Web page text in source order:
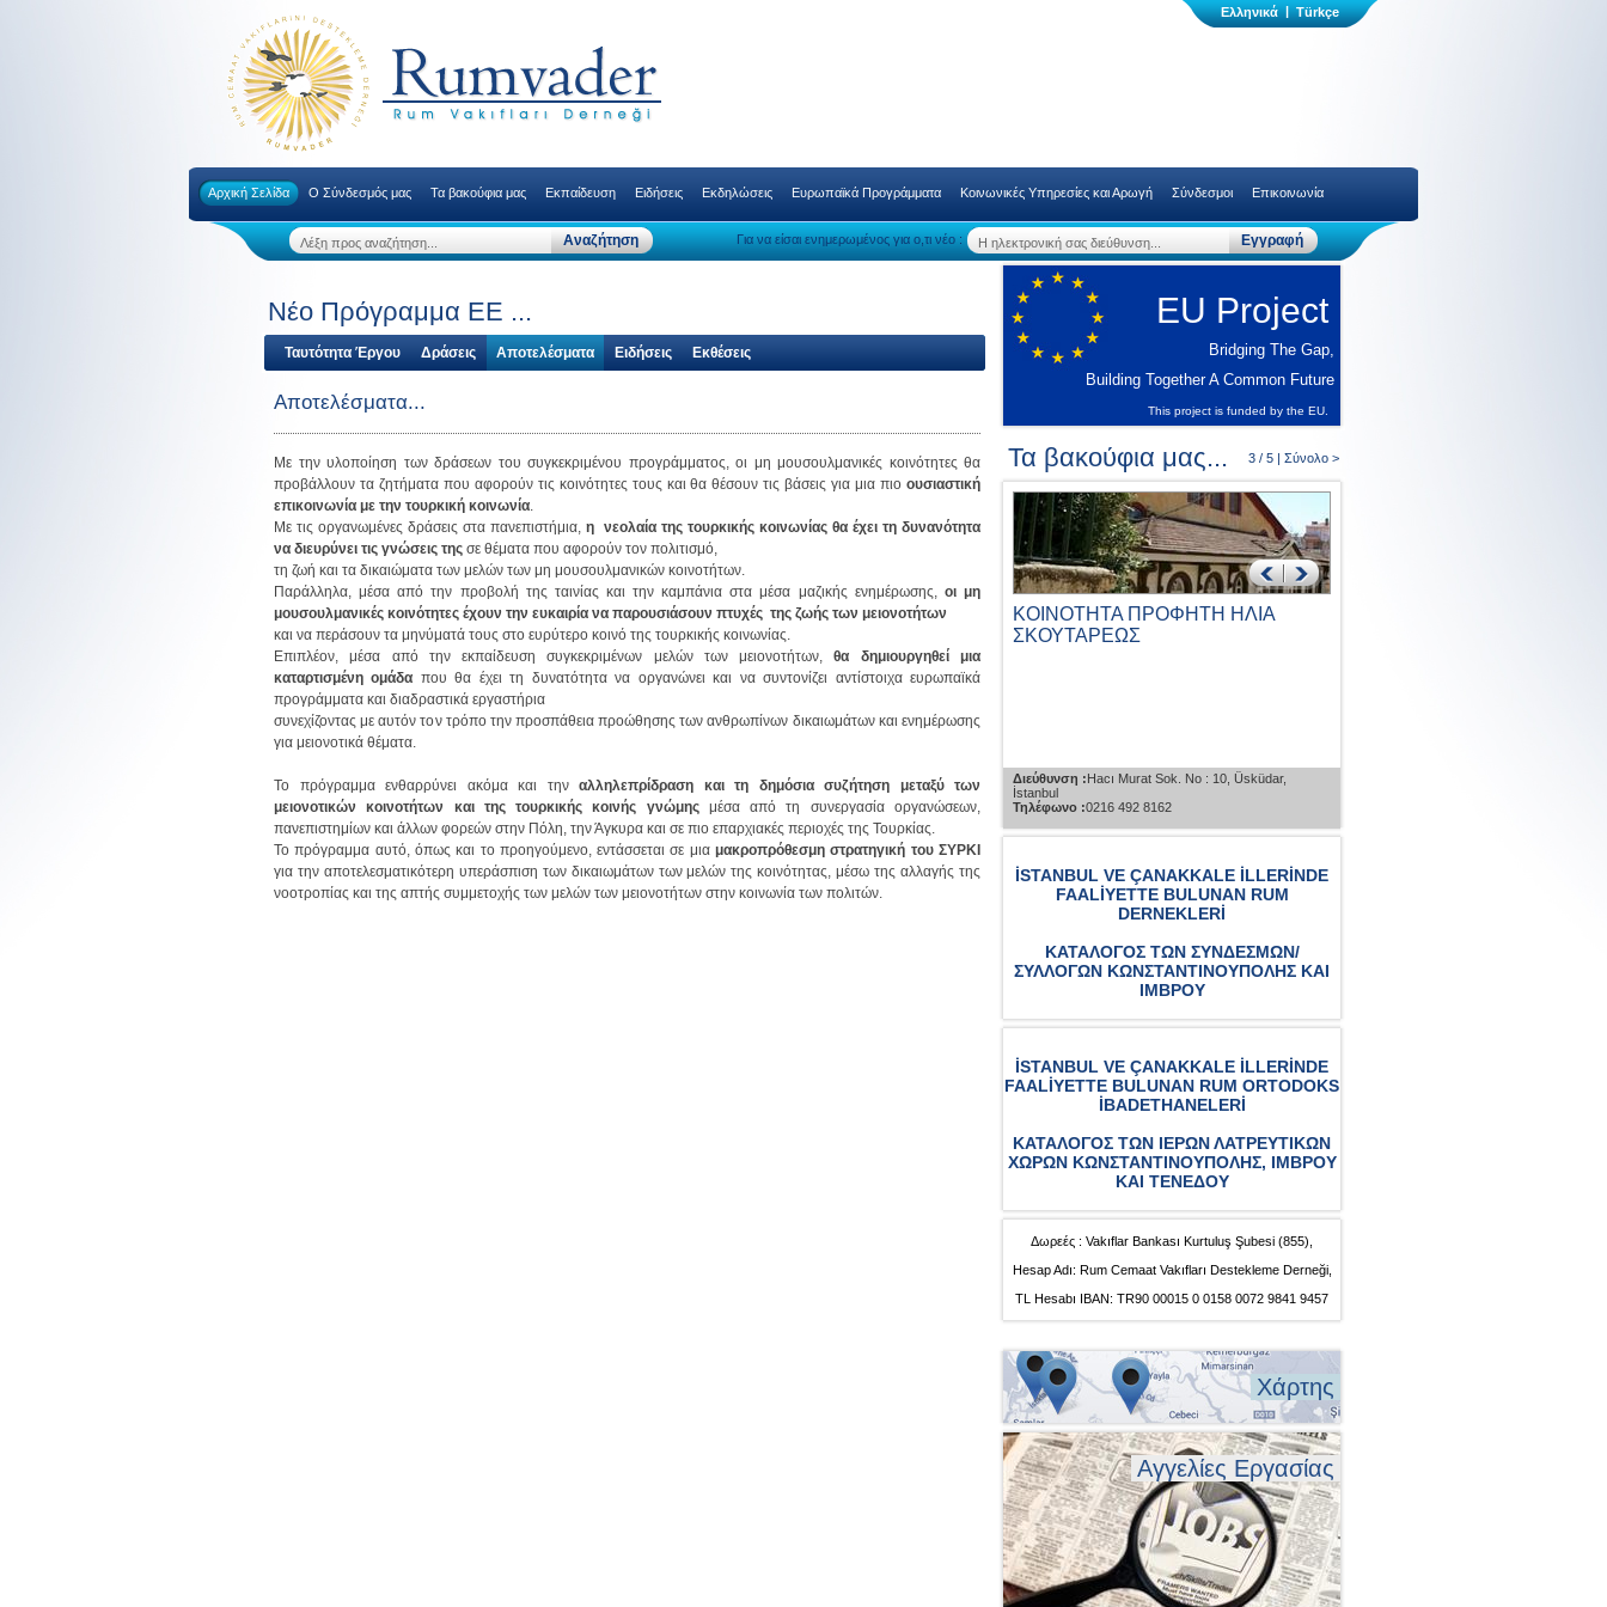
|
Αρχική Σελίδα Ο Σύνδεσμός μας Τα βακούφια μας Εκπαίδευση Ειδήσεις Εκδηλώσεις Ευρωπαϊκά Προγράμματα Κοινωνικές Υπηρεσίες και Αρωγή Σύνδεσμοι Επικοινωνία
Για να είσαι ενημερωμένος για ο,τι νέο :
Νέο Πρόγραμμα ΕΕ ...
Ταυτότητα Έργου Δράσεις Αποτελέσματα Ειδήσεις Εκθέσεις
Αποτελέσματα...
Με την υλοποίηση των δράσεων του συγκεκριμένου προγράμματος, οι μη μουσουλμανικές κοινότητες θα
προβάλλουν τα ζητήματα που αφορούν τις κοινότητες τους και θα θέσουν τις βάσεις για μια πιο ουσιαστική
επικοινωνία με την τουρκική κοινωνία.
Με τις οργανωμένες δράσεις στα πανεπιστήμια, η νεολαία της τουρκικής κοινωνίας θα έχει τη δυνανότητα
να διευρύνει τις γνώσεις της σε θέματα που αφορούν τον πολιτισμό,
τη ζωή και τα δικαιώματα των μελών των μη μουσουλμανικών κοινοτήτων.
Παράλληλα, μέσα από την προβολή της ταινίας και την καμπάνια στα μέσα μαζικής ενημέρωσης, οι μη
μουσουλμανικές κοινότητες έχουν την ευκαιρία να παρουσιάσουν πτυχές της ζωής των μειονοτήτων
και να περάσουν τα μηνύματά τους στο ευρύτερο κοινό της τουρκικής κοινωνίας.
Επιπλέον, μέσα από την εκπαίδευση συγκεκριμένων μελών των μειονοτήτων,θα δημιουργηθεί μια
καταρτισμένη ομάδα που θα έχει τη δυνατότητα να οργανώνει και να συντονίζει αντίστοιχα ευρωπαϊκά
προγράμματα και διαδραστικά εργαστήρια
συνεχίζοντας με αυτόν τον τρόπο την προσπάθεια προώθησης των ανθρωπίνων δικαιωμάτων και ενημέρωσης
για μειονοτικά θέματα.
Το πρόγραμμα ενθαρρύνει ακόμα και την αλληλεπρίδραση και τη δημόσια συζήτηση μεταξύ των
μειονοτικών κοινοτήτων και της τουρκικής κοινής γνώμηςμέσα από τη συνεργασία οργανώσεων,
πανεπιστημίων και άλλων φορεών στην Πόλη, την Άγκυρα και σε πιο επαρχιακές περιοχές της Τουρκίας.
Το πρόγραμμα αυτό, όπως και το προηγούμενο, εντάσσεται σε μιαμακροπρόθεσμη στρατηγική του ΣΥΡΚΙ
για την αποτελεσματικότερη υπεράσπιση των δικαιωμάτων των μελών της κοινότητας, μέσω της αλλαγής της
νοοτροπίας και της απτής συμμετοχής των μελών των μειονοτήτων στην κοινωνία των πολιτών.
EU Project
Bridging The Gap,
Building Together A Common Future
This project is funded by the EU.
Τα βακούφια μας... 3 / 5 | Σύνολο >
ΚΟΙΝΟΤΗΤΑ ΑΓΙΑΣ ΠΑΡΑΣΚΕΥΗΣ
ΜΠΕΙΚΟΖ
Διεύθυνση :
Panayır Sok. No : 39/1 Beykoz, İstanbul
Ηλεκτρονική διεύθυνση
agiaparaskevi.beykoz@gmail.com
ΝΟΣΟΚΟΜΕΙΟ ΒΑΛΟΥΚΛΗ
Τηλέφωνο : 0212 547 1600
ΚΟΙΝΟΤΗΤΑ ΠΡΟΦΗΤΗ ΗΛΙΑ
ΣΚΟΥΤΑΡΕΩΣ
Διεύθυνση :Hacı Murat Sok. No : 10, Üsküdar,
İstanbul
Τηλέφωνο :0216 492 8162
İSTANBUL VE ÇANAKKALE İLLERİNDE
FAALİYETTE BULUNAN RUM
DERNEKLERİ
ΚΑΤΑΛΟΓΟΣ ΤΩΝ ΣΥΝΔΕΣΜΩΝ/
ΣΥΛΛΟΓΩΝ ΚΩΝΣΤΑΝΤΙΝΟΥΠΟΛΗΣ ΚΑΙ
ΙΜΒΡΟΥ
İSTANBUL VE ÇANAKKALE İLLERİNDE
FAALİYETTE BULUNAN RUM ORTODOKS
İBADETHANELERİ
ΚΑΤΑΛΟΓΟΣ ΤΩΝ ΙΕΡΩΝ ΛΑΤΡΕΥΤΙΚΩΝ
ΧΩΡΩΝ ΚΩΝΣΤΑΝΤΙΝΟΥΠΟΛΗΣ, ΙΜΒΡΟΥ
ΚΑΙ ΤΕΝΕΔΟΥ
Δωρεές : Vakıflar Bankası Kurtuluş Şubesi (855),
Hesap Adı: Rum Cemaat Vakıfları Destekleme Derneği,
TL Hesabı IBAN: TR90 00015 0 0158 0072 9841 9457
Χάρτης
Αγγελίες Εργασίας